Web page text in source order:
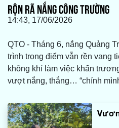
RỘN RÃ NẮNG CÔNG TRƯỜNG
14:43, 17/06/2026
QTO - Tháng 6, nắng Quảng
trình trọng điểm vẫn rền vang
không khí làm việc khẩn
vượt nắng, thắng… “chính